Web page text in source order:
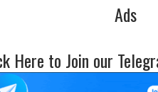
Ads
Here to Join our